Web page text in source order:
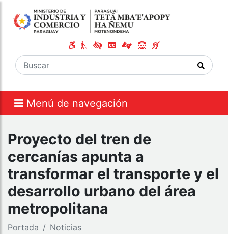
Menú de navegación
Proyecto del tren de
cercanías apunta a
transformar el transporte y el
desarrollo urbano del área
metropolitana
Portada
Noticias